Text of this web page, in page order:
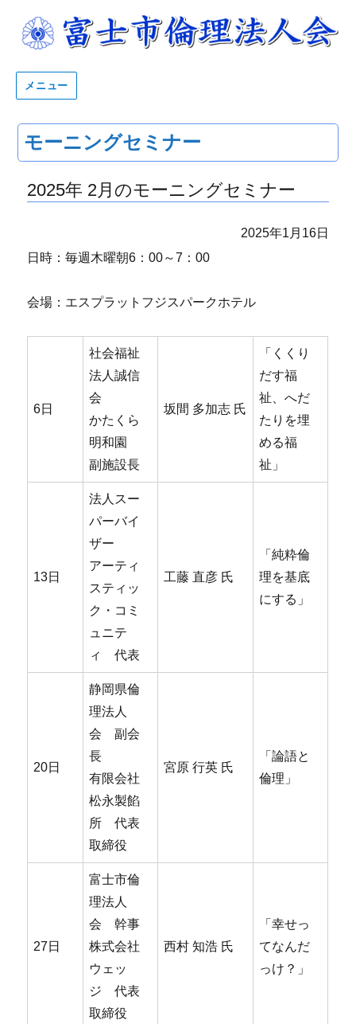
メニュー
モーニングセミナー
2025年 2月のモーニングセミナー
2025年1月16日
日時：毎週木曜朝6：00～7：00
会場：エスプラットフジスパークホテル
6日
社会福祉
法人誠信
会
かたくら
明和園
副施設長
坂間 多加志 氏
「くくり
だす福
祉、へだ
たりを埋
める福
祉」
13日
法人スー
パーバイ
ザー
アーティ
スティッ
ク・コミ
ュニテ
ィ 代表
工藤 直彦 氏
「純粋倫
理を基底
にする」
20日
静岡県倫
理法人
会 副会
長
有限会社
松永製餡
所 代表
取締役
宮原 行英 氏
「論語と
倫理」
27日
富士市倫
理法人
会 幹事
株式会社
ウェッ
ジ 代表
取締役
西村 知浩 氏
「幸せっ
てなんだ
っけ？」